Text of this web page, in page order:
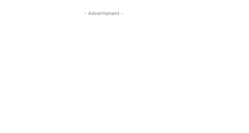
- Advertisment -